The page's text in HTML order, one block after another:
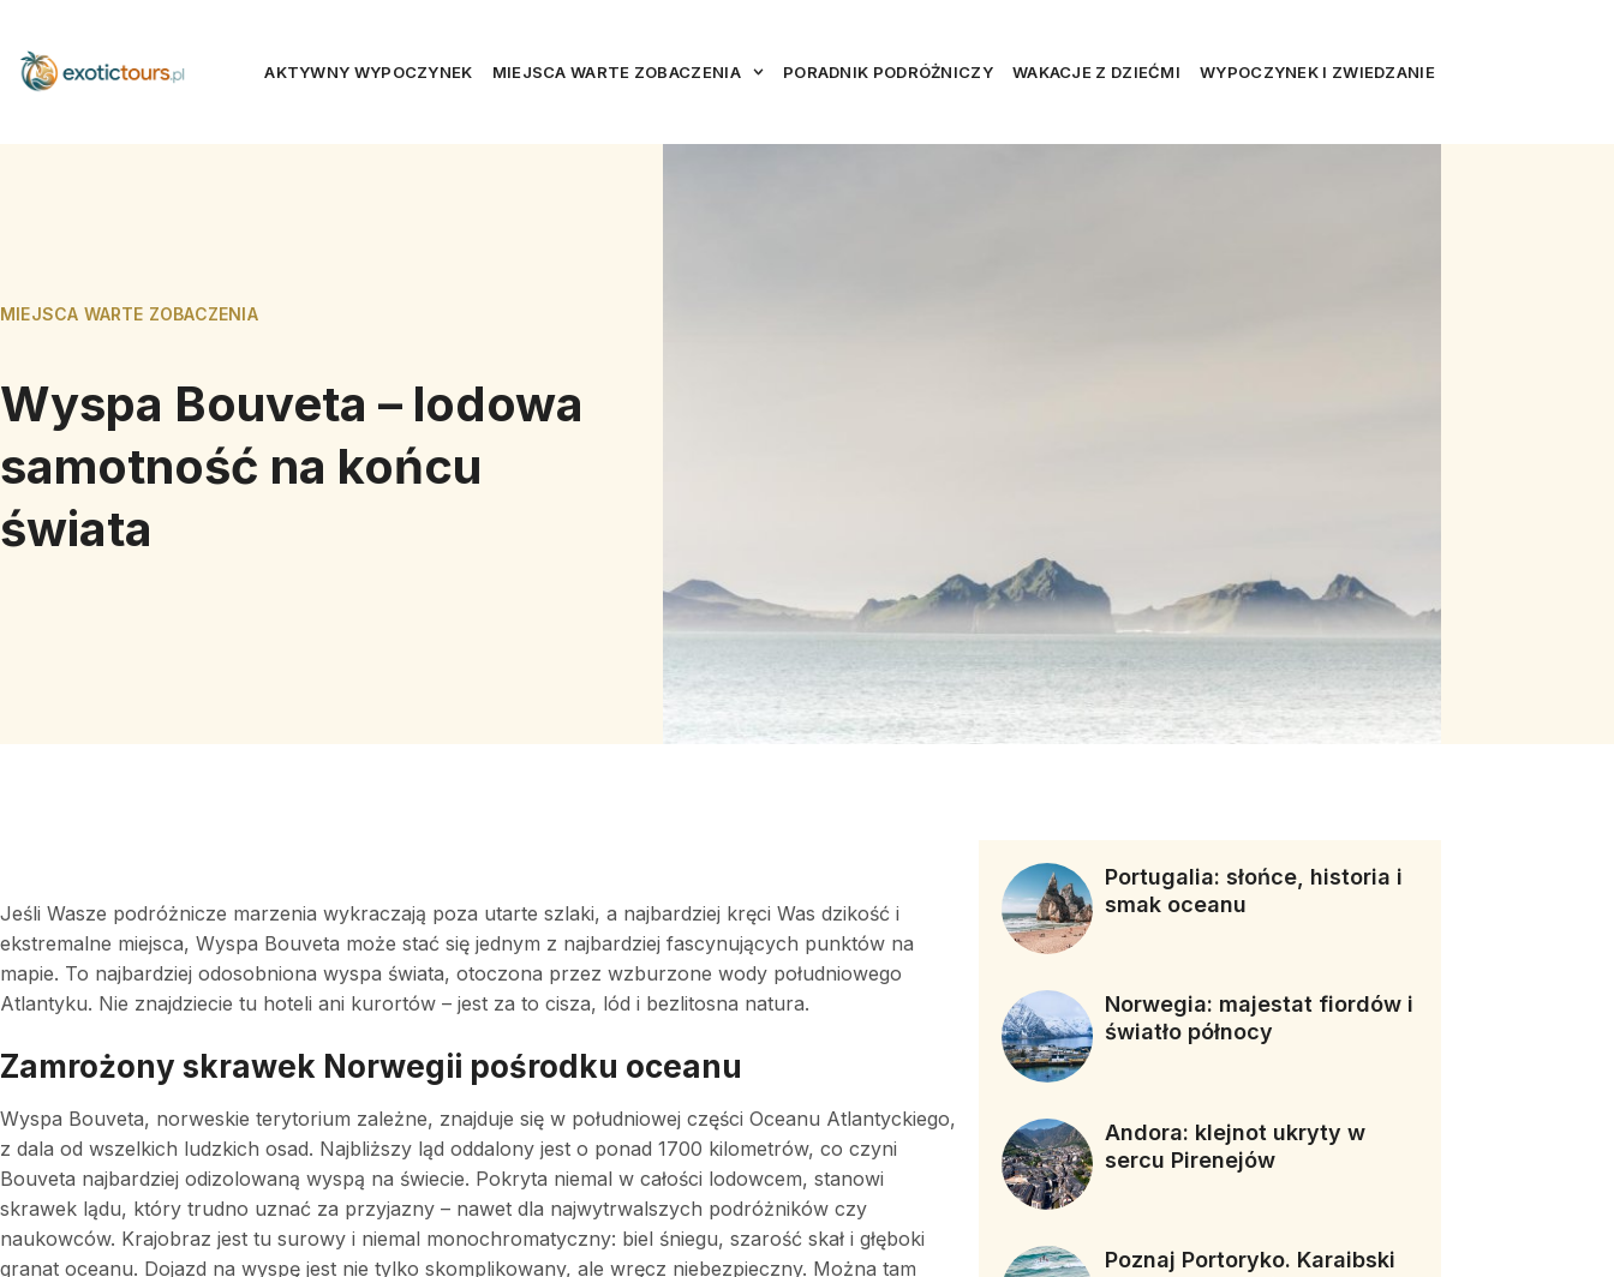
AKTYWNY WYPOCZYNEK MIEJSCA WARTE ZOBACZENIA PORADNIK PODRÓŻNICZY WAKACJE Z DZIEĆMI WYPOCZYNEK I ZWIEDZANIE
MIEJSCA WARTE ZOBACZENIA
Wyspa Bouveta – lodowa
samotność na końcu
świata
Jeśli Wasze podróżnicze marzenia wykraczają poza utarte szlaki, a najbardziej kręci Was dzikość i
ekstremalne miejsca, Wyspa Bouveta może stać się jednym z najbardziej fascynujących punktów na
mapie. To najbardziej odosobniona wyspa świata, otoczona przez wzburzone wody południowego
Atlantyku. Nie znajdziecie tu hoteli ani kurortów – jest za to cisza, lód i bezlitosna natura.
Zamrożony skrawek Norwegii pośrodku oceanu
Wyspa Bouveta, norweskie terytorium zależne, znajduje się w południowej części Oceanu Atlantyckiego,
z dala od wszelkich ludzkich osad. Najbliższy ląd oddalony jest o ponad 1700 kilometrów, co czyni
Bouveta najbardziej odizolowaną wyspą na świecie. Pokryta niemal w całości lodowcem, stanowi
skrawek lądu, który trudno uznać za przyjazny – nawet dla najwytrwalszych podróżników czy
naukowców. Krajobraz jest tu surowy i niemal monochromatyczny: biel śniegu, szarość skał i głęboki
granat oceanu. Dojazd na wyspę jest nie tylko skomplikowany, ale wręcz niebezpieczny. Można tam
Portugalia: słońce, historia i
smak oceanu
Norwegia: majestat fiordów i
światło północy
Andora: klejnot ukryty w
sercu Pirenejów
Poznaj Portoryko. Karaibski